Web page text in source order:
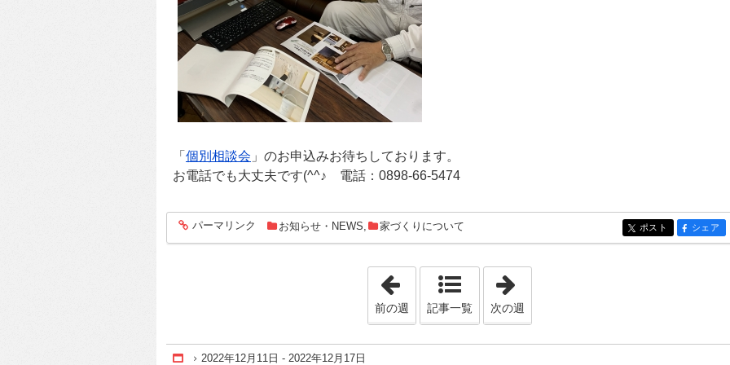
「 個別相談会 」のお申込みお待ちしております。
お電話でも大丈夫です(^^♪ 電話：0898-66-5474
entry129
パーマリンク お知らせ・NEWS 家づくりについて entry129
ポスト entry129
シェア
「2022年12月 4日 - 2022年12月10日」
前の週 記事一覧 次の週
Home
2022年12月11日 - 2022年12月17日